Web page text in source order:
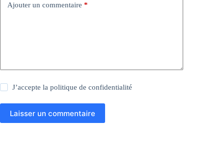
Ajouter un commentaire *
J’accepte lapolitique de confidentialité
Laisser un commentaire